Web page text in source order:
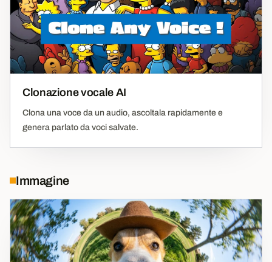
Clonazione vocale AI
Clona una voce da un audio, ascoltala rapidamente e
genera parlato da voci salvate.
Immagine